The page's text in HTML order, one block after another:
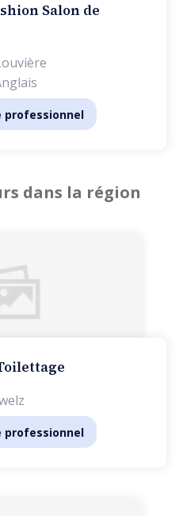
Salon de
professionnel
dans la région
professionnel